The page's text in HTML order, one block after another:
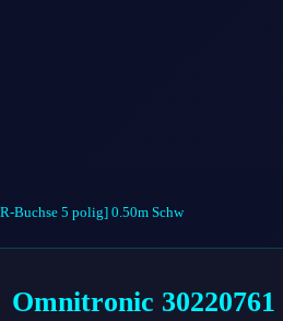
Buchse 5 polig] 0.50m Schw
Omnitronic